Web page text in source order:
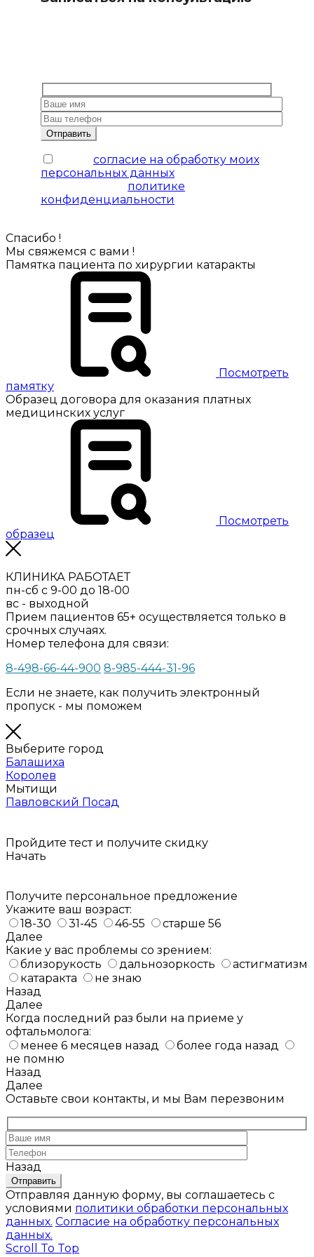
согласие на обработку моих
персональных данных
политике
конфиденциальности
Спасибо !
Мы свяжемся с вами !
Памятка пациента по хирургии катаракты
Посмотреть
памятку
Образец договора для оказания платных
медицинских услуг
Посмотреть
образец
КЛИНИКА РАБОТАЕТ
пн-сб с 9-00 до 18-00
вс - выходной
Прием пациентов 65+ осуществляется только в
срочных случаях.
Номер телефона для связи:
8-498-66-44-900 8-985-444-31-96
Если не знаете, как получить электронный
пропуск - мы поможем
Выберите город
Балашиха
Королев
Мытищи
Павловский Посад
Пройдите тест и получите скидку
Начать
Получите персональное предложение
Укажите ваш возраст:
18-30
31-45 46-55
старше 56
Далее
Какие у вас проблемы со зрением:
близорукость
дальнозоркость
астигматизм
катаракта
не знаю
Назад
Далее
Когда последний раз были на приеме у
офтальмолога:
менее 6 месяцев назад
более года назад
не помню
Назад
Далее
Оставьте свои контакты, и мы Вам перезвоним
Назад
Отправляя данную форму, вы соглашаетесь с
условиями политики обработки персональных
данных. Согласие на обработку персональных
данных.
Scroll To Top